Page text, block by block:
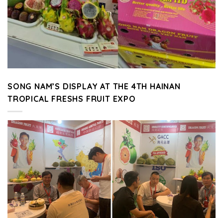
SONG NAM’S DISPLAY AT THE 4TH HAINAN
TROPICAL FRESHS FRUIT EXPO